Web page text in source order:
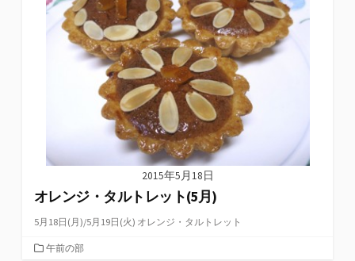
2015年5月18日
オレンジ・タルトレット(5月)
5月18日(月)/5月19日(火) オレンジ・タルトレット
カ午前の部